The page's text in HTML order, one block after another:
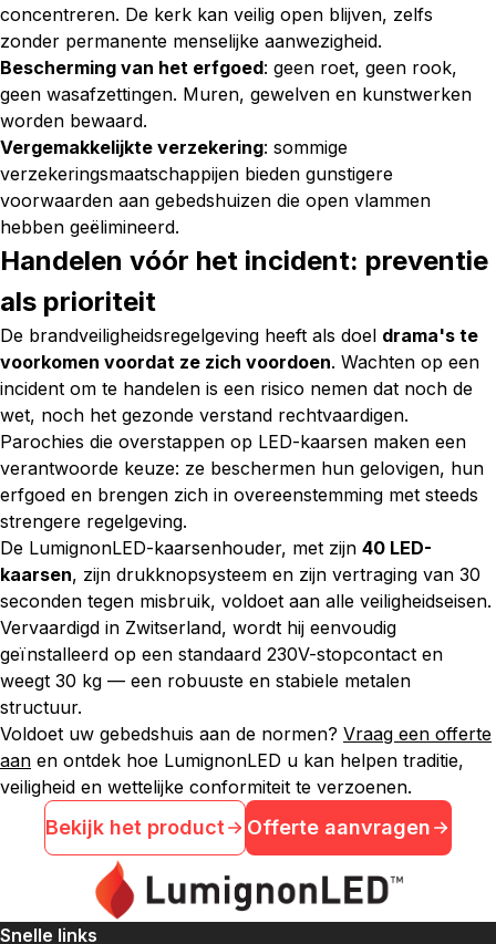
concentreren. De kerk kan veilig open blijven, zelfs
zonder permanente menselijke aanwezigheid.
Bescherming van het erfgoed: geen roet, geen rook,
geen wasafzettingen. Muren, gewelven en kunstwerken
worden bewaard.
Vergemakkelijkte verzekering: sommige
verzekeringsmaatschappijen bieden gunstigere
voorwaarden aan gebedshuizen die open vlammen
hebben geëlimineerd.
Handelen vóór het incident: preventie
als prioriteit
De brandveiligheidsregelgeving heeft als doel drama's te
voorkomen voordat ze zich voordoen. Wachten op een
incident om te handelen is een risico nemen dat noch de
wet, noch het gezonde verstand rechtvaardigen.
Parochies die overstappen op LED-kaarsen maken een
verantwoorde keuze: ze beschermen hun gelovigen, hun
erfgoed en brengen zich in overeenstemming met steeds
strengere regelgeving.
De LumignonLED-kaarsenhouder, met zijn 40 LED-
kaarsen, zijn drukknopsysteem en zijn vertraging van 30
seconden tegen misbruik, voldoet aan alle veiligheidseisen.
Vervaardigd in Zwitserland, wordt hij eenvoudig
geïnstalleerd op een standaard 230V-stopcontact en
weegt 30 kg — een robuuste en stabiele metalen
structuur.
Voldoet uw gebedshuis aan de normen? Vraag een offerte
aan en ontdek hoe LumignonLED u kan helpen traditie,
veiligheid en wettelijke conformiteit te verzoenen.
Bekijk het product Offerte aanvragen
Snelle links